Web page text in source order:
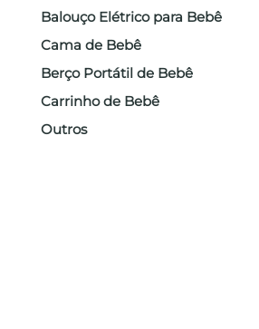
Balouço Elétrico para Bebê
Cama de Bebê
Berço Portátil de Bebê
Carrinho de Bebê
Outros